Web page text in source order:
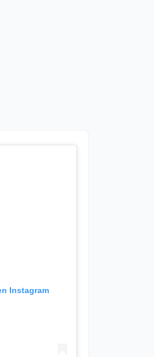
Instagram